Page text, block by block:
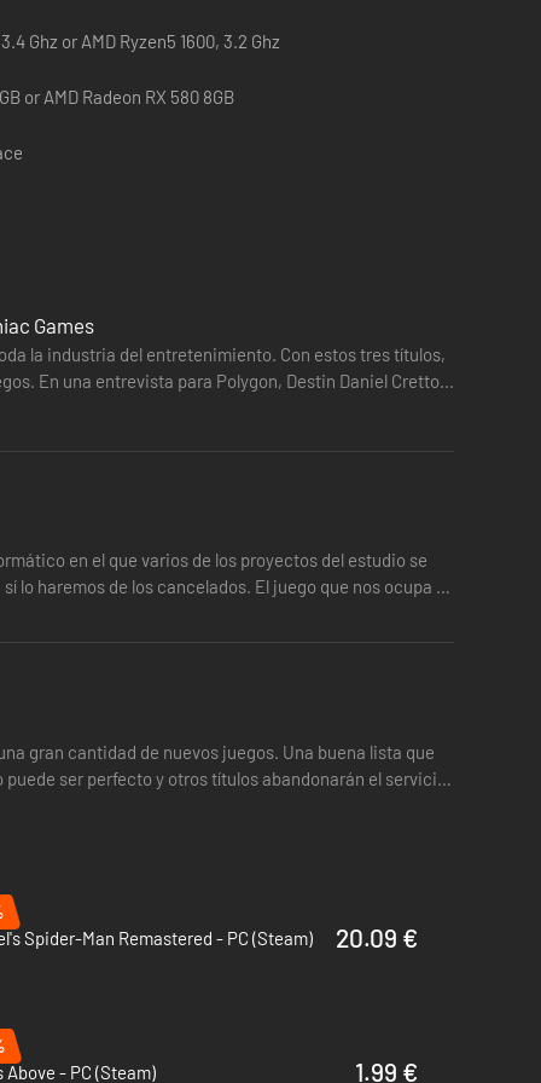
modos de calidad entre los que elegir.
Ghz or AMD Ryzen5 1600, 3.2 Ghz
or AMD Radeon RX 580 8GB
Games
la industria del entretenimiento. Con estos tres títulos,
En una entrevista para Polygon, Destin Daniel Cretton,
en el que varios de los proyectos del estudio se
lo haremos de los cancelados. El juego que nos ocupa es
gran cantidad de nuevos juegos. Una buena lista que
ser perfecto y otros títulos abandonarán el servicio
Spider-Man Remastered - PC (Steam)
20.09 €
Above - PC (Steam)
1.99 €